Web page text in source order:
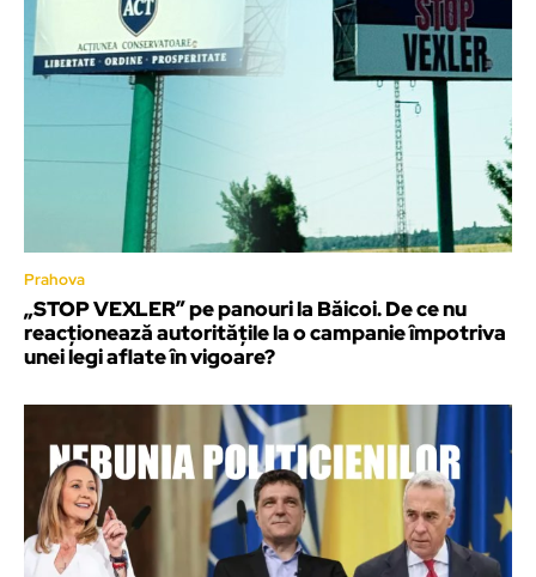
Prahova
„STOP VEXLER” pe panouri la Băicoi. De ce nu
reacționează autoritățile la o campanie împotriva
unei legi aflate în vigoare?